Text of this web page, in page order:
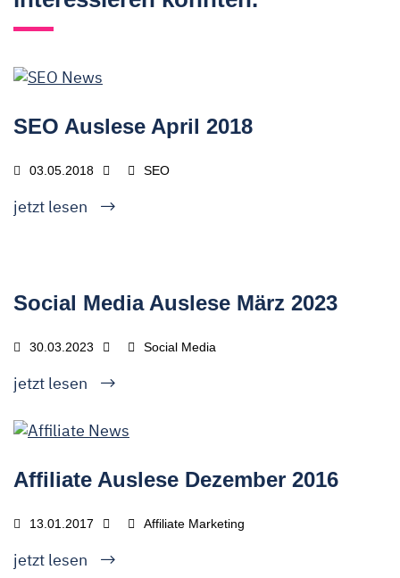
SEO Auslese April 2018
03.05.2018 SEO
jetzt lesen
Social Media Auslese März 2023
30.03.2023 Social Media
jetzt lesen
Affiliate Auslese Dezember 2016
13.01.2017 Affiliate Marketing
jetzt lesen